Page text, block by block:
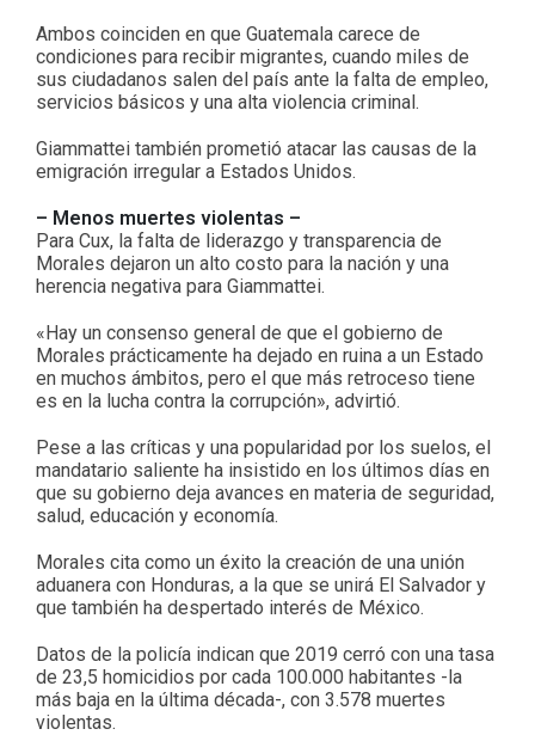
Ambos coinciden en que Guatemala carece de
condiciones para recibir migrantes, cuando miles de
sus ciudadanos salen del país ante la falta de empleo,
servicios básicos y una alta violencia criminal.
Giammattei también prometió atacar las causas de la
emigración irregular a Estados Unidos.
– Menos muertes violentas –
Para Cux, la falta de liderazgo y transparencia de
Morales dejaron un alto costo para la nación y una
herencia negativa para Giammattei.
«Hay un consenso general de que el gobierno de
Morales prácticamente ha dejado en ruina a un Estado
en muchos ámbitos, pero el que más retroceso tiene
es en la lucha contra la corrupción», advirtió.
Pese a las críticas y una popularidad por los suelos, el
mandatario saliente ha insistido en los últimos días en
que su gobierno deja avances en materia de seguridad,
salud, educación y economía.
Morales cita como un éxito la creación de una unión
aduanera con Honduras, a la que se unirá El Salvador y
que también ha despertado interés de México.
Datos de la policía indican que 2019 cerró con una tasa
de 23,5 homicidios por cada 100.000 habitantes -la
más baja en la última década-, con 3.578 muertes
violentas.